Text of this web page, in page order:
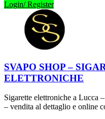
Login/ Register
SVAPO SHOP –
ELETTRONICHE
Sigarette elettroniche a Lucca
– vendita al dettaglio e online